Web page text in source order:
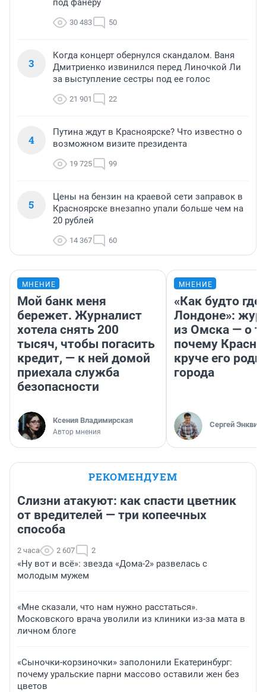
под фанеру
30 483 50
3
Когда концерт обернулся скандалом. Ваня
Дмитриенко извинился перед Линочкой Ли
за выступление сестры под ее голос
21 901 22
4
Путина ждут в Красноярске? Что известно о
возможном визите президента
19 725 99
5
Цены на бензин на краевой сети заправок в
Красноярске внезапно упали больше чем на
20 рублей
14 367 60
МНЕНИЕ
Мой банк меня
бережет. Журналист
хотела снять 200
тысяч, чтобы погасить
кредит, — к ней домой
приехала служба
безопасности
Ксения Владимирская
Автор мнения
МНЕНИЕ
«Как будто
Лондоне»:
из Омска — о
почему
круче его
города
Сергей Энквист
РЕКОМЕНДУЕМ
Слизни атакуют: как спасти цветник
от вредителей — три копеечных
способа
2 часа 2 607 2
«Ну вот и всё»: звезда «Дома-2» развелась с
молодым мужем
«Мне сказали, что нам нужно расстаться».
Московского врача уволили из клиники из-за мата в
личном блоге
«Сыночки-корзиночки» заполонили Екатеринбург:
почему уральские парни массово оставили жен без
цветов